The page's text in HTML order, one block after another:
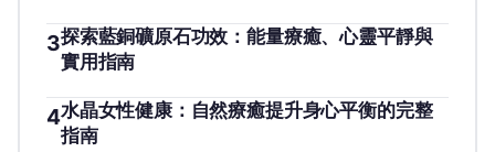
3探索藍銅礦原石功效：能量療癒、心靈平靜與
實用指南
4水晶女性健康：自然療癒提升身心平衡的完整
指南